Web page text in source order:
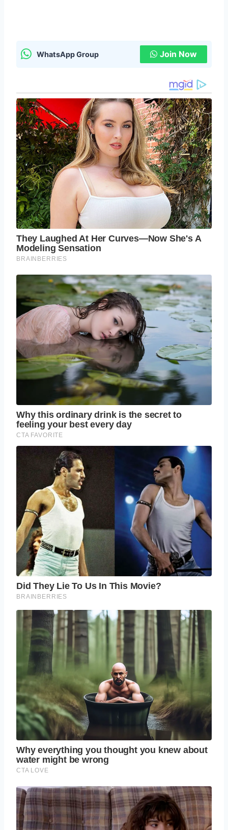
WhatsApp Group Join Now